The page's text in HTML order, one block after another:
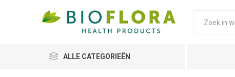
ALLE CATEGORIEËN